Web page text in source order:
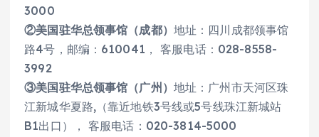
3000
②美国驻华总领事馆（成都） 地址：四川成都领事馆
路4号，邮编：610041， 客服电话：028-8558-
3992
③美国驻华总领事馆（广州） 地址：广州市天河区珠
江新城华夏路,（靠近地铁3号线或5号线珠江新城站
B1出口）， 客服电话：020-3814-5000